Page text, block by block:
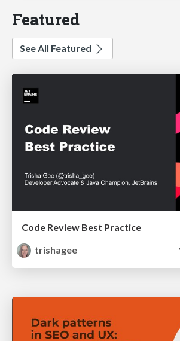
Featured
See All Featured
Code Review Best Practice
trishagee